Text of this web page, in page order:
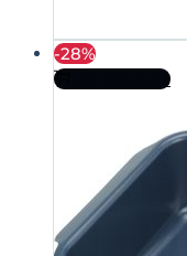
-28%
До кошика